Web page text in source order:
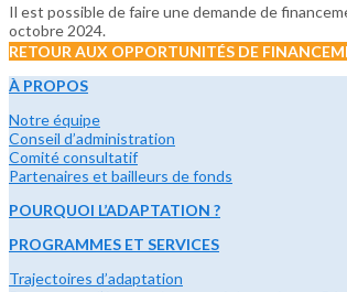
Il est possible de faire une demande de
octobre 2024.
RETOUR AUX OPPORTUNITÉS DE
À PROPOS
Notre équipe
Conseil d’administration
Comité consultatif
Partenaires et bailleurs de fonds
POURQUOI L’ADAPTATION ?
PROGRAMMES ET SERVICES
Trajectoires d’adaptation